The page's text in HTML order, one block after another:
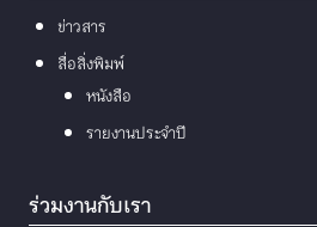
ข่าวสาร
สื่อสิ่งพิมพ์
หนังสือ
รายงานประจำปี
ร่วมงานกับเรา